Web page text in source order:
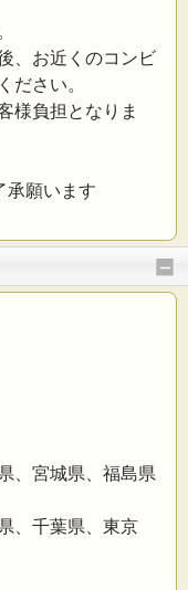
、お近くのコンビ
ださい。
様負担となりま
承願います
宮城県、福島県
、千葉県、東京